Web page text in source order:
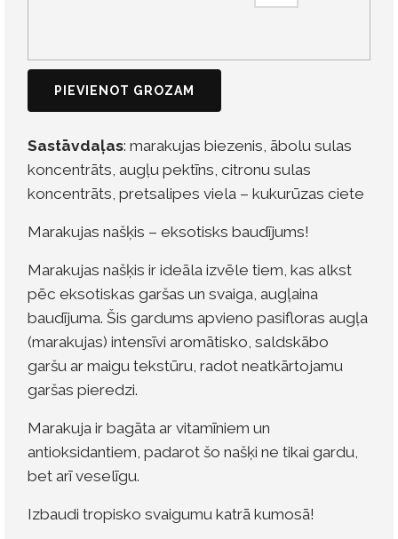
PIEVIENOT GROZAM
Sastāvdaļas: marakujas biezenis, ābolu sulas
koncentrāts, augļu pektīns, citronu sulas
koncentrāts, pretsalipes viela – kukurūzas ciete
Marakujas našķis – eksotisks baudījums!
Marakujas našķis ir ideāla izvēle tiem, kas alkst
pēc eksotiskas garšas un svaiga, augļaina
baudījuma. Šis gardums apvieno pasifloras augļa
(marakujas) intensīvi aromātisko, saldskābo
garšu ar maigu tekstūru, radot neatkārtojamu
garšas pieredzi.
Marakuja ir bagāta ar vitamīniem un
antioksidantiem, padarot šo našķi ne tikai gardu,
bet arī veselīgu.
Izbaudi tropisko svaigumu katrā kumosā!